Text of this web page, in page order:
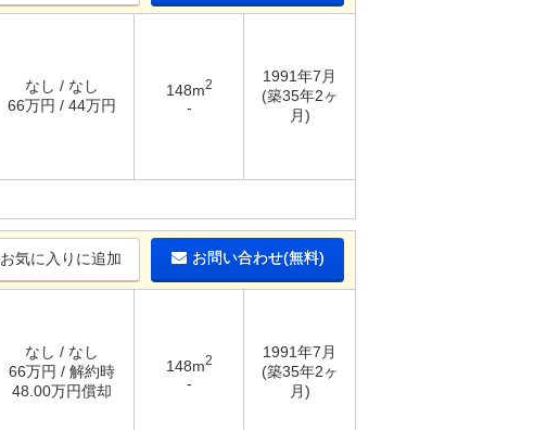
なし / なし
66万円 / 44万円
148m2
-
1991年7月
(築35年2ヶ
月)
お気に入りに追加 お問い合わせ(無料)
なし / なし
66万円 / 解約時
48.00万円償却
148m2
-
1991年7月
(築35年2ヶ
月)